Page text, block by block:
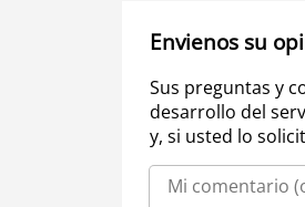
Envienos su
Sus preguntas y
desarrollo del
y, si usted lo